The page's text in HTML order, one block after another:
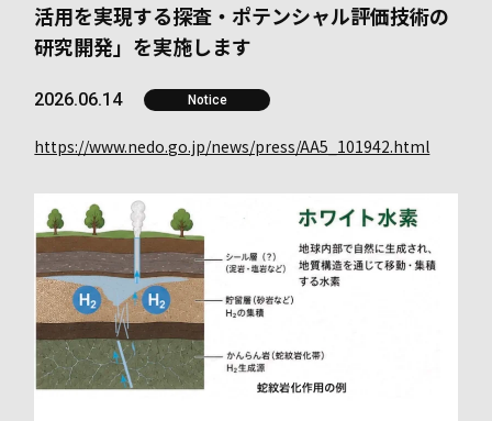
活用を実現する探査・ポテンシャル評価技術の
研究開発」を実施します
2026.06.14 Notice
https://www.nedo.go.jp/news/press/AA5_101942.html